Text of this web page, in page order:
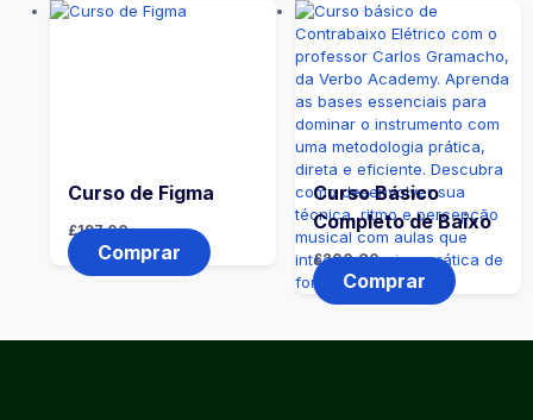
Curso de Figma
£197,00
Comprar
Curso Básico
Completo de Baixo
£200,00
Comprar